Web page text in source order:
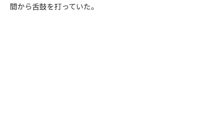
間から舌鼓を打っていた。